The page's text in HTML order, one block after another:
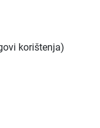
korištenja)